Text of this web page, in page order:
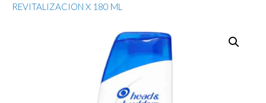
REVITALIZACION X 180 ML